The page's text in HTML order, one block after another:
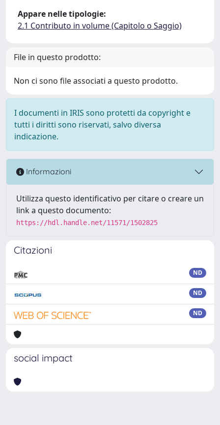
Appare nelle tipologie:
2.1 Contributo in volume (Capitolo o Saggio)
File in questo prodotto:
Non ci sono file associati a questo prodotto.
I documenti in IRIS sono protetti da copyright e
tutti i diritti sono riservati, salvo diversa
indicazione.
Informazioni
Utilizza questo identificativo per citare o creare un
link a questo documento:
https://hdl.handle.net/11571/1502825
Citazioni
ND
ND
ND
social impact